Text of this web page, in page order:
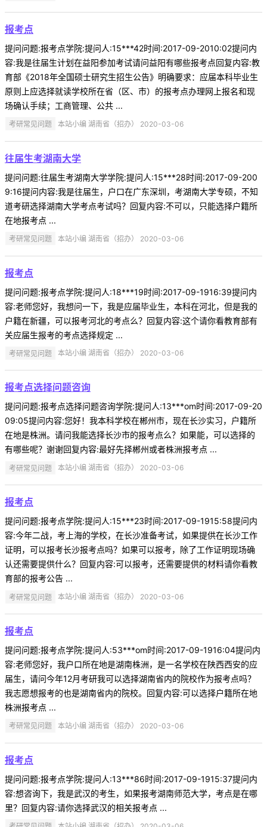
报考点
提问问题:报考点学院:提问人:15***42时间:2017-09-2010:02提问内
容:我是往届生计划在益阳参加考试请问益阳有哪些报考点回复内容:教
育部《2018年全国硕士研究生招生公告》明确要求：应届本科毕业生
原则上应选择就读学校所在省（区、市）的报考点办理网上报名和现
场确认手续；工商管理、公共 ...
考研常见问题 本站小编 湖南省（招办） 2020-03-06
往届生考湖南大学
提问问题:往届生考湖南大学学院:提问人:15***28时间:2017-09-200
9:16提问内容:我是往届生，户口在广东深圳，考湖南大学专硕，不知
道考研选择湖南大学考点考试吗？回复内容:不可以，只能选择户籍所
在地报考点 ...
考研常见问题 本站小编 湖南省（招办） 2020-03-06
报考点
提问问题:报考点学院:提问人:18***19时间:2017-09-1916:39提问内
容:老师您好，我想问一下，我是应届毕业生，本科在河北，但是我的
户籍在新疆，可以报考河北的考点么？回复内容:这个请你看教育部有
关应届生报考的考点选择规定 ...
考研常见问题 本站小编 湖南省（招办） 2020-03-06
报考点选择问题咨询
提问问题:报考点选择问题咨询学院:提问人:13***om时间:2017-09-20
09:05提问内容:您好！我本科学校在郴州市，现在长沙实习，户籍所
在地是株洲。请问我能选择长沙市的报考点么？如果能，可以选择的
有哪些呢？谢谢回复内容:最好先择郴州或者株洲报考点 ...
考研常见问题 本站小编 湖南省（招办） 2020-03-06
报考点
提问问题:报考点学院:提问人:15***23时间:2017-09-1915:58提问内
容:今年二战，考上海的学校，在长沙准备考试，如果提供在长沙工作
证明，可以报考长沙报考点吗？如果可以报考，除了工作证明现场确
认还需要提供什么？回复内容:可以报考，还需要提供的材料请你看教
育部的报考公告 ...
考研常见问题 本站小编 湖南省（招办） 2020-03-06
报考点
提问问题:报考点学院:提问人:53***om时间:2017-09-1916:04提问内
容:老师您好，我户口所在地是湖南株洲，是一名学校在陕西西安的应
届生，请问今年12月考研我可以选择湖南省内的院校作为报考点吗？
我志愿想报考的也是湖南省内的院校。回复内容:可以选择户籍所在地
株洲报考点 ...
考研常见问题 本站小编 湖南省（招办） 2020-03-06
报考点
提问问题:报考点学院:提问人:13***86时间:2017-09-1915:37提问内
容:想咨询下，我是武汉的考生，如果报考湖南师范大学，考点是在哪
里？回复内容:请你选择武汉的相关报考点 ...